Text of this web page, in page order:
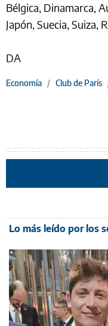
Bélgica, Dinamarca,
Japón, Suecia, Suiza,
DA
Economía / Club de París
Lo más leído por los